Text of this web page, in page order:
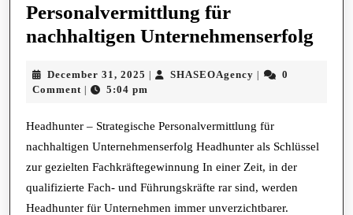
Personalvermittlung für
nachhaltigen Unternehmenserfolg
December 31, 2025 December
31,
| SHASEOAgency SHASEOAgency
|
0
Comment | 5:04 pm
Headhunter – Strategische Personalvermittlung für
nachhaltigen Unternehmenserfolg Headhunter als Schlüssel
zur gezielten Fachkräftegewinnung In einer Zeit, in der
qualifizierte Fach- und Führungskräfte rar sind, werden
Headhunter für Unternehmen immer unverzichtbarer.